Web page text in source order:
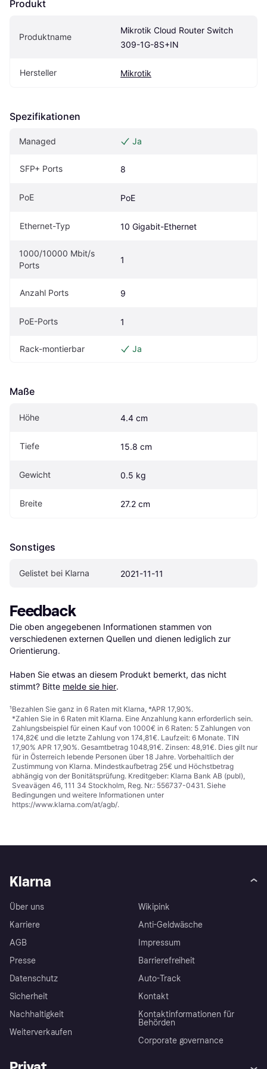
Produkt
Produktname
Mikrotik Cloud Router Switch
309-1G-8S+IN
Hersteller Mikrotik
Spezifikationen
Managed Ja
SFP+ Ports 8
PoE PoE
Ethernet-Typ 10 Gigabit-Ethernet
1000/10000 Mbit/s
Ports
1
Anzahl Ports 9
PoE-Ports 1
Rack-montierbar Ja
Maße
Höhe 4.4 cm
Tiefe 15.8 cm
Gewicht 0.5 kg
Breite 27.2 cm
Sonstiges
Gelistet bei Klarna 2021-11-11
Feedback
Die oben angegebenen Informationen stammen von
verschiedenen externen Quellen und dienen lediglich zur
Orientierung.
Haben Sie etwas an diesem Produkt bemerkt, das nicht
stimmt? Bitte melde sie hier.
¹Bezahlen Sie ganz in 6 Raten mit Klarna, *APR 17,90%.
*Zahlen Sie in 6 Raten mit Klarna. Eine Anzahlung kann erforderlich sein.
Zahlungsbeispiel für einen Kauf von 1000€ in 6 Raten: 5 Zahlungen von
174,82€ und die letzte Zahlung von 174,81€. Laufzeit: 6 Monate. TIN
17,90% APR 17,90%. Gesamtbetrag 1048,91€. Zinsen: 48,91€. Dies gilt nur
für in Österreich lebende Personen über 18 Jahre. Vorbehaltlich der
Zustimmung von Klarna. Mindestkaufbetrag 25€ und Höchstbetrag
abhängig von der Bonitätsprüfung. Kreditgeber: Klarna Bank AB (publ),
Sveavägen 46, 111 34 Stockholm, Reg. Nr.: 556737-0431. Siehe
Bedingungen und weitere Informationen unter
https://www.klarna.com/at/agb/.
Klarna
Über uns
Karriere
AGB
Presse
Datenschutz
Sicherheit
Nachhaltigkeit
Weiterverkaufen
Wikipink
Anti-Geldwäsche
Impressum
Barrierefreiheit
Auto-Track
Kontakt
Kontaktinformationen für
Behörden
Corporate governance